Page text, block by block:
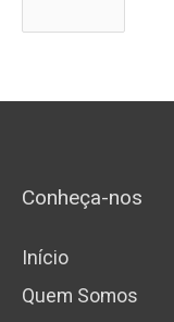
Conheça-nos
Início
Quem Somos